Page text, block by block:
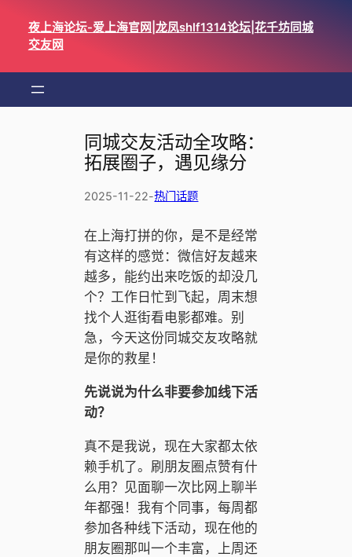
容
夜上海论坛-爱上海官网|龙凤shlf1314论坛|花千坊同城
交友网
同城交友活动全攻略：
拓展圈子，遇见缘分
2025-11-22-热门话题
在上海打拼的你，是不是经常
有这样的感觉：微信好友越来
越多，能约出来吃饭的却没几
个？工作日忙到飞起，周末想
找个人逛街看电影都难。别
急，今天这份同城交友攻略就
是你的救星！
先说说为什么非要参加线下活
动？
真不是我说，现在大家都太依
赖手机了。刷朋友圈点赞有什
么用？见面聊一次比网上聊半
年都强！我有个同事，每周都
参加各种线下活动，现在他的
朋友圈那叫一个丰富，上周还